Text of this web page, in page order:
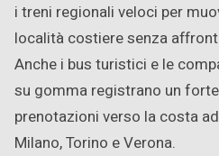
i treni regionali veloci per
località costiere senza
Anche i bus turistici e le
su gomma registrano un
prenotazioni verso la costa
Milano, Torino e Verona.